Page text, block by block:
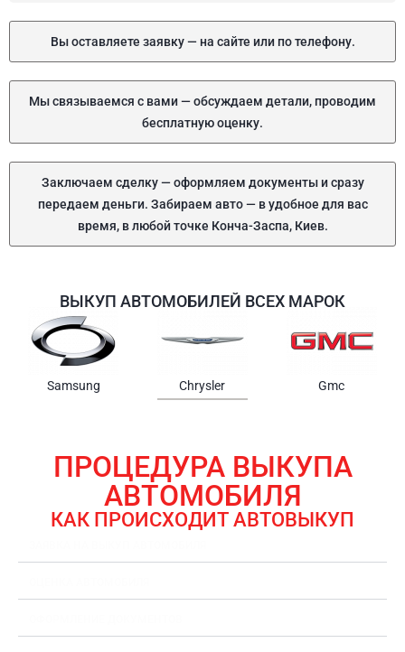
Вы оставляете заявку — на сайте или по телефону.
Мы связываемся с вами — обсуждаем детали, проводим
бесплатную оценку.
Заключаем сделку — оформляем документы и сразу
передаем деньги. Забираем авто — в удобное для вас
время, в любой точке Конча-Заспа, Киев.
ВЫКУП АВТОМОБИЛЕЙ ВСЕХ МАРОК
Samsung Chrysler Gmc
ПРОЦЕДУРА ВЫКУПА
АВТОМОБИЛЯ
КАК ПРОИСХОДИТ АВТОВЫКУП